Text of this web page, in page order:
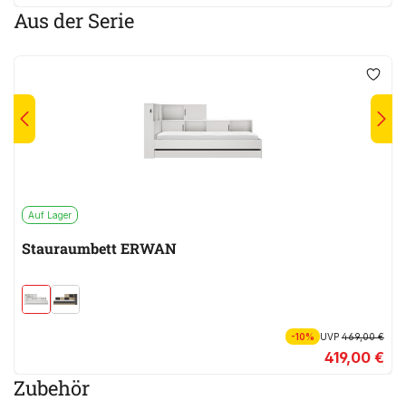
Aus der Serie
Auf Lager
Stauraumbett ERWAN
-10% UVP469,00 €
419,00 €
Zubehör